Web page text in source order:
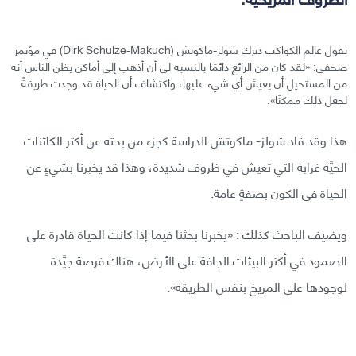
يقول عالم الكواكب ديرك شولز-ماكوتش (Dirk Schulze-Makuch) في مؤتمر
صحفي: «لقد كان من الرائع دائمًا بالنسبة لي أن أذهب إلى أماكن يظن الناس أنه
من المستحيل أن يعيش أي شيء عليها، واكتشاف أن الحياة قد وجدت طريقةً
لجعل ذلك ممكنًا».
هذا وقد قاد شولز- ماكوتش الدراسة كجزء من بحثه عن أكثر الكائنات
الحيَّة غرابة التي تعيش في ظروف شديدة، وهذا قد يخبرنا بشيءٍ عن
الحياة في الكون بصفةٍ عامة.
ويضيف الباحث كذلك : «يخبرنا بحثنا فيما إذا كانت الحياة قادرة على
الصمود في أكثر البيئات الجافة على الأرض، هناك فرصة جيَّدة
لوجودها على المريخ بنفس الطريقة».